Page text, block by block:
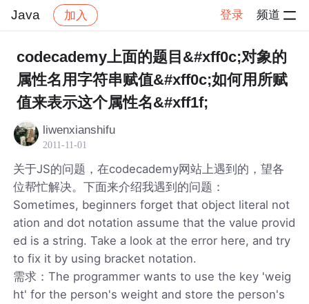
Java 加入 登录 频道
Java 帖子详情
codecademy上面的题目&#xff0c;对象的
属性名用字符串赋值&#xff0c;如何用所赋
值来表示这个属性名&#xff1f;
liwenxianshifu
2011-11-01
关于JS的问题，在codecademy网站上遇到的，望各
位帮忙解决。下面来介绍我遇到的问题：
Sometimes, beginners forget that object literal not
ation and dot notation assume that the value provid
ed is a string. Take a look at the error here, and try
to fix it by using bracket notation.
需求：The programmer wants to use the key 'weig
ht' for the person's weight and store the person's